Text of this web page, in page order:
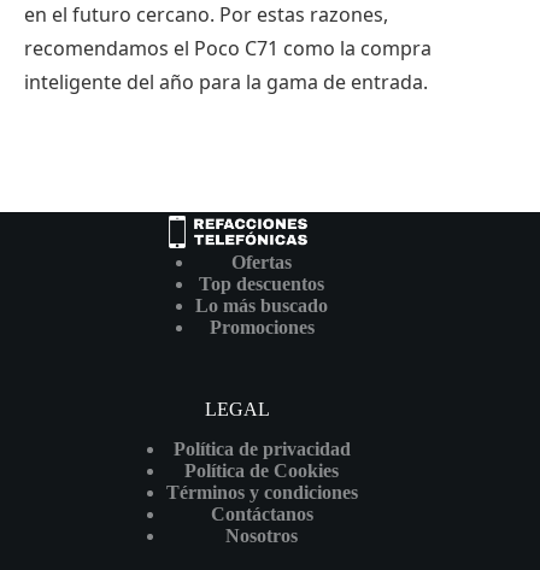
en el futuro cercano. Por estas razones,
recomendamos el Poco C71 como la compra
inteligente del año para la gama de entrada.
Ofertas
Top descuentos
Lo más buscado
Promociones
LEGAL
Política de privacidad
Política de Cookies
Términos y condiciones
Contáctanos
Nosotros